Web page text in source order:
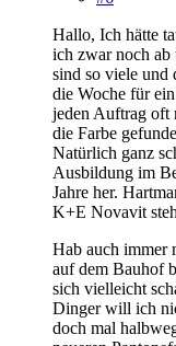
Hallo, Ich hätte
ich zwar noch ab
sind so viele und
die Woche für
jeden Auftrag oft
die Farbe
Natürlich ganz
Ausbildung im
Jahre her.
K+E Novavit
Hab auch immer
auf dem Bauhof
sich vielleicht
Dinger will ich
doch mal